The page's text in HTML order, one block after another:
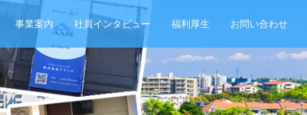
事業案内 社員インタビュー 福利厚生 お問い合わせ